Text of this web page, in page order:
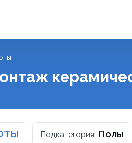
Подкатегория: Полы